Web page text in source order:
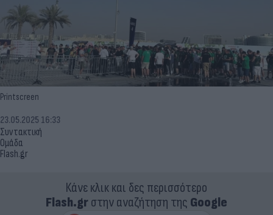
Printscreen
Συντακτική
Ομάδα
Flash.gr
23.05.2025 16:33
Κάνε κλικ και δες περισσότερο
Flash.grστην αναζήτηση της Google